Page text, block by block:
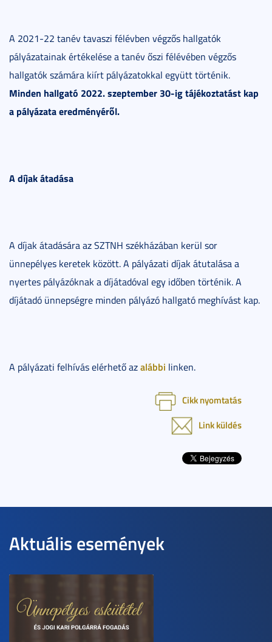
A 2021-22 tanév tavaszi félévben végzős hallgatók
pályázatainak értékelése a tanév őszi félévében végzős
hallgatók számára kiírt pályázatokkal együtt történik.
Minden hallgató 2022.szeptember 30-igtájékoztatást kap
a pályázata eredményéről.
A díjak átadása
A díjak átadására az SZTNH székházában kerül sor
ünnepélyes keretek között. A pályázati díjak átutalása a
nyertes pályázóknak a díjátadóval egy időben történik. A
díjátadó ünnepségre minden pályázó hallgató meghívást kap.
A pályázati felhívás elérhető azalábbi linken.
Cikk nyomtatás
Link küldés
Aktuális események